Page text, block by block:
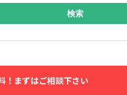
検索
！ まずはご相談下さい